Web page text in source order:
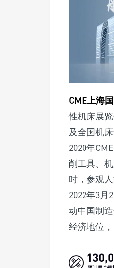
CME上海
性机床展
及全国机
2020年CME
削工具、
时，参观
2022年3月
动中国制
经济地位